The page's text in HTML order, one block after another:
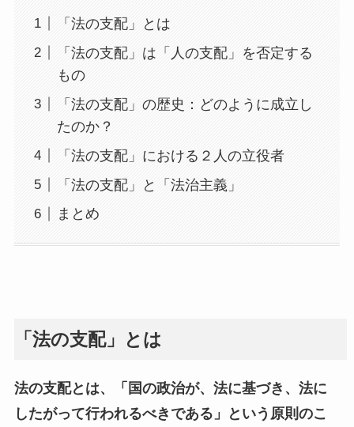
「法の支配」とは
「法の支配」は「人の支配」を否定する
もの
「法の支配」の歴史：どのように成立し
たのか？
「法の支配」における２人の立役者
「法の支配」と「法治主義」
まとめ
「法の支配」とは
法の支配とは、「国の政治が、法に基づき、法に
したがって行われるべきである」という原則のこ